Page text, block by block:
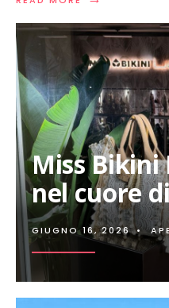
MUST
AUTUMN/
2026/2027,
IL
MARRONE
SOSTITUISCE
IL
NERO
Miss Bikini
nel cuore
GIUGNO 16, 2026 •